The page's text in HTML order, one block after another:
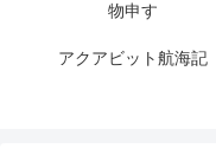
物申す
アクアビット航海記